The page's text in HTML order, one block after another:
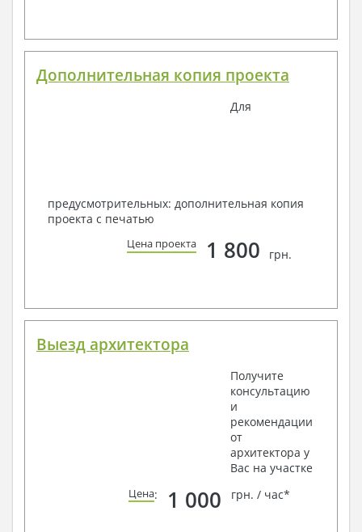
Дополнительная копия проекта
Для
предусмотрительных: дополнительная копия
проекта с печатью
Цена проекта 1 800 грн.
Выезд архитектора
Получите
консультацию
и
рекомендации
от
архитектора у
Вас на участке
Цена: 1 000 грн. / час*